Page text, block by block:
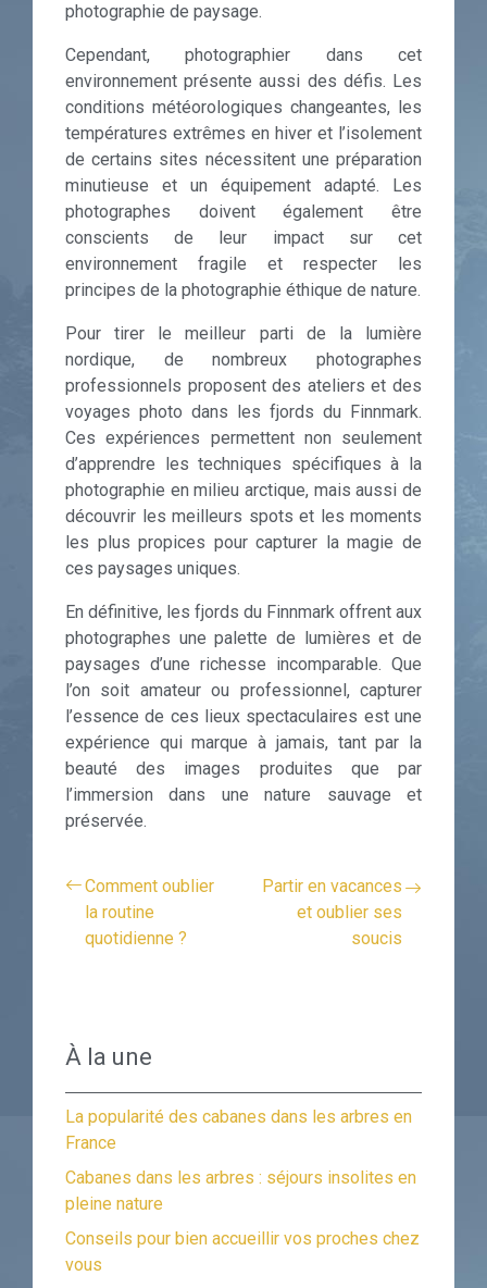
photographie de paysage.
Cependant, photographier dans cet
environnement présente aussi des défis. Les
conditions météorologiques changeantes, les
températures extrêmes en hiver et l’isolement
de certains sites nécessitent une préparation
minutieuse et un équipement adapté. Les
photographes doivent également être
conscients de leur impact sur cet
environnement fragile et respecter les
principes de la photographie éthique de nature.
Pour tirer le meilleur parti de la lumière
nordique, de nombreux photographes
professionnels proposent des ateliers et des
voyages photo dans les fjords du Finnmark.
Ces expériences permettent non seulement
d’apprendre les techniques spécifiques à la
photographie en milieu arctique, mais aussi de
découvrir les meilleurs spots et les moments
les plus propices pour capturer la magie de
ces paysages uniques.
En définitive, les fjords du Finnmark offrent aux
photographes une palette de lumières et de
paysages d’une richesse incomparable. Que
l’on soit amateur ou professionnel, capturer
l’essence de ces lieux spectaculaires est une
expérience qui marque à jamais, tant par la
beauté des images produites que par
l’immersion dans une nature sauvage et
préservée.
Comment oublier
la routine
quotidienne ?
Partir en vacances
et oublier ses
soucis
À la une
La popularité des cabanes dans les arbres en
France
Cabanes dans les arbres : séjours insolites en
pleine nature
Conseils pour bien accueillir vos proches chez
vous